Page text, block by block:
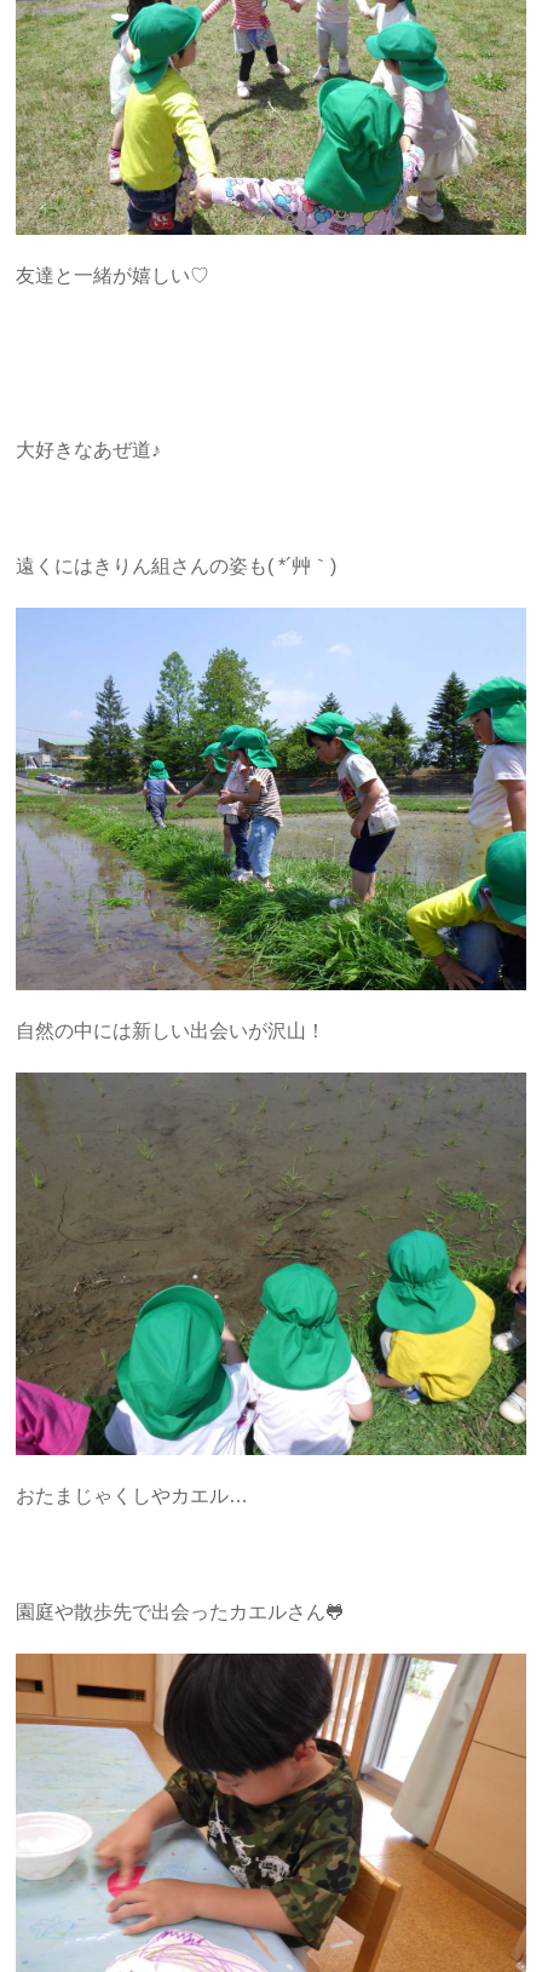
友達と一緒が嬉しい♡
大好きなあぜ道♪
遠くにはきりん組さんの姿も( *´艸｀)
自然の中には新しい出会いが沢山！
おたまじゃくしやカエル…
園庭や散歩先で出会ったカエルさん🐸